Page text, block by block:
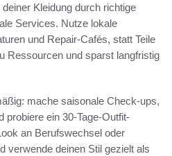
Kleidung durch richtige
Services. Nutze lokale
und Repair-Cafés, statt Teile
Ressourcen und sparst langfristig
mache saisonale Check-ups,
probiere ein 30-Tage-Outfit-
an Berufswechsel oder
verwende deinen Stil gezielt als